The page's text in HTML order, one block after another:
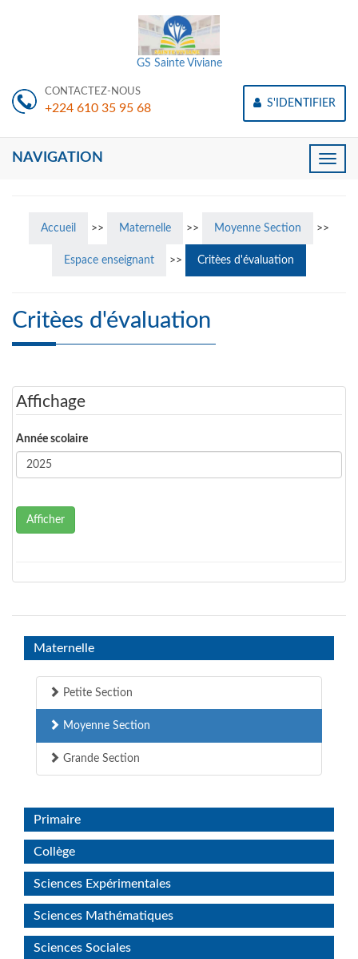
GS Sainte Viviane
CONTACTEZ-NOUS
+224 610 35 95 68 S'IDENTIFIER
Toggle
NAVIGATION
Accueil >> Maternelle >> Moyenne Section >>
Espace enseignant >> Critèes d'évaluation
Critèes d'évaluation
Affichage
Année scolaire
Afficher
Maternelle
Petite Section
Moyenne Section
Grande Section
Primaire
Collège
Sciences Expérimentales
Sciences Mathématiques
Sciences Sociales